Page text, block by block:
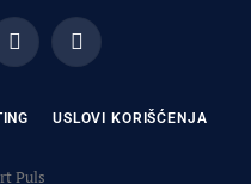
InstagramPinterest
USLOVI KORIŠĆENJA
Puls